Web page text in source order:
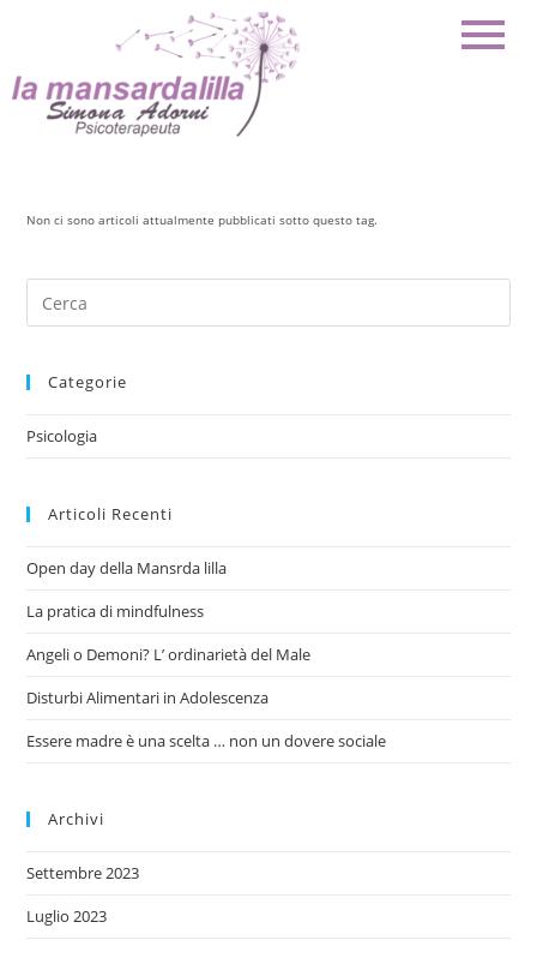
Non ci sono articoli attualmente pubblicati sotto questo tag.
Categorie
Psicologia
Articoli Recenti
Open day della Mansrda lilla
La pratica di mindfulness
Angeli o Demoni? L’ ordinarietà del Male
Disturbi Alimentari in Adolescenza
Essere madre è una scelta … non un dovere sociale
Archivi
Settembre 2023
Luglio 2023